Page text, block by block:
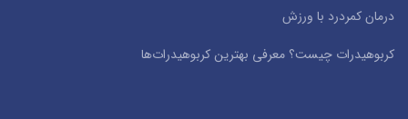
درمان کمردرد با ورزش
کربوهیدرات چیست؟ معرفی بهترین کربوهیدرات‌ها